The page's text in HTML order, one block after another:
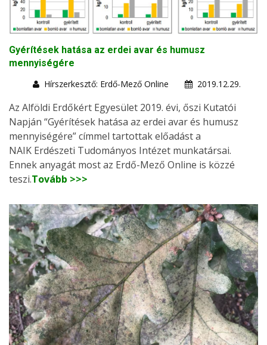
Gyérítések hatása az erdei avar és humusz
mennyiségére
Hírszerkesztő: Erdő-Mező Online
2019.12.29.
Az Alföldi Erdőkért Egyesület 2019. évi, őszi Kutatói
Napján “Gyérítések hatása az erdei avar és humusz
mennyiségére” címmel tartottak előadást a
NAIK Erdészeti Tudományos Intézet munkatársai.
Ennek anyagát most az Erdő-Mező Online is közzé
teszi.Tovább >>>